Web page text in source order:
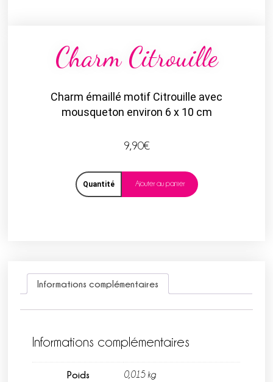
Charm Citrouille
Charm émaillé motif Citrouille avec
mousqueton environ 6 x 10 cm
9,90€
Quantité Ajouter au panier
Informations complémentaires
Informations complémentaires
Poids 0,015 kg